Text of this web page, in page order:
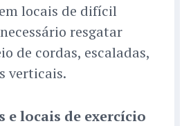
locais de difícil
resgatar
de cordas, escaladas,
verticais.
e locais de exercício